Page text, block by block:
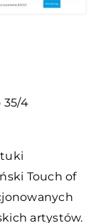
35/4
Touch of
artystów.